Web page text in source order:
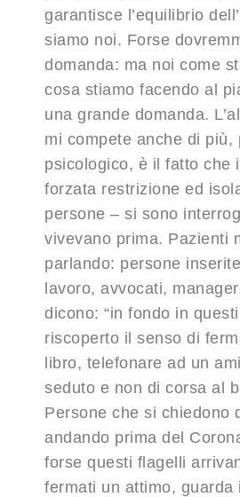
garantisce l’equilibrio
siamo noi. Forse
domanda: ma noi come
cosa stiamo facendo al
una grande domanda.
mi compete anche di più,
psicologico, è il fatto che
forzata restrizione ed
persone – si sono
vivevano prima. Pazienti
parlando: persone
lavoro, avvocati,
dicono: “in fondo in
riscoperto il senso di
libro, telefonare ad un
seduto e non di corsa al
Persone che si chiedono
andando prima del
forse questi flagelli
fermati un attimo, guarda